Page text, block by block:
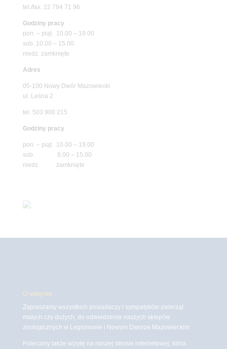
tel./fax. 22 784 71 96
Godziny pracy
pon. – piąt. 10.00 – 19.00
sob. 10.00 – 15.00
niedz. zamknięte
Adres
05-100 Nowy Dwór Mazowiecki
ul. Leśna 2
tel. 503 900 215
Godziny pracy
pon. – piąt. 10.00 – 19.00
sob. 8.00 – 15.00
niedz. zamknięte
O witrynie
Zapraszamy wszystkich posiadaczy i sympatyków zwierząt
małych czy dużych, do odwiedzenia naszych sklepów
zoologicznych w Legionowie i Nowym Dworze Mazowieckim
Polecamy także wizytę na naszej stronie internetowej, która